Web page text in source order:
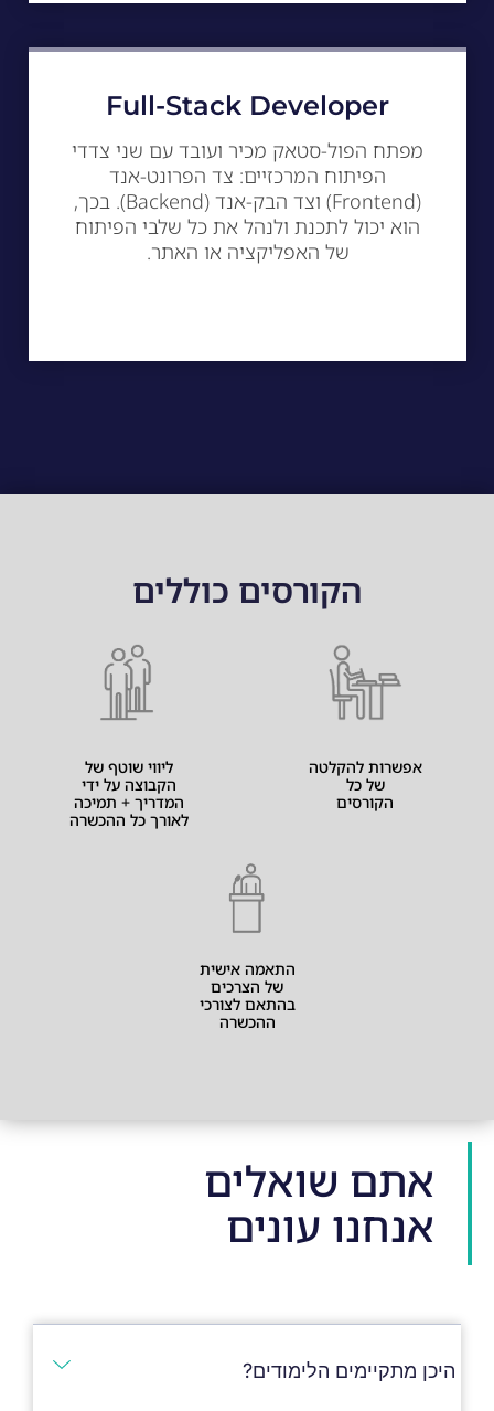
Full-Stack Developer
מפתח הפול-סטאק מכיר ועובד עם שני צדדי
הפיתוח המרכזיים: צד הפרונט-אנד
(Frontend) וצד הבק-אנד (Backend). בכך,
הוא יכול לתכנת ולנהל את כל שלבי הפיתוח
של האפליקציה או האתר.
הקורסים כוללים
אפשרות להקלטה
של כל
הקורסים
ליווי שוטף של
הקבוצה על ידי
המדריך + תמיכה
לאורך כל ההכשרה
התאמה אישית
של הצרכים
בהתאם לצורכי
ההכשרה
אתם שואלים
אנחנו עונים
היכן מתקיימים הלימודים?